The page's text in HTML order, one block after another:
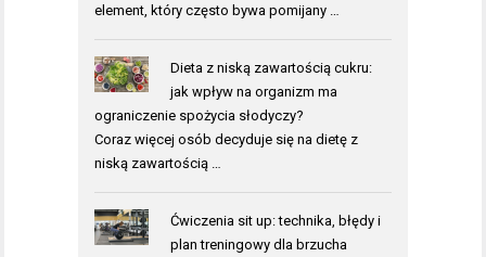
element, który często bywa pomijany …
Dieta z niską zawartością cukru:
jak wpływ na organizm ma
ograniczenie spożycia słodyczy?
Coraz więcej osób decyduje się na dietę z
niską zawartością …
Ćwiczenia sit up: technika, błędy i
plan treningowy dla brzucha